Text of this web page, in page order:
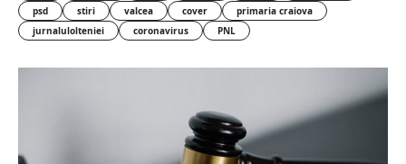
psd
stiri valcea cover
primaria craiova
jurnalulolteniei
coronavirus PNL